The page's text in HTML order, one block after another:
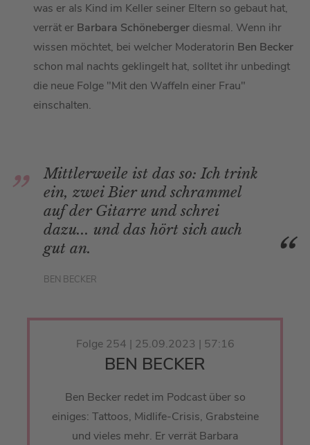
was er als Kind im Keller seiner Eltern so gebaut hat,
verrät er Barbara Schöneberger diesmal. Wenn ihr
wissen möchtet, bei welcher Moderatorin Ben Becker
schon mal nachts geklingelt hat, solltet ihr unbedingt
die neue Folge "Mit den Waffeln einer Frau"
einschalten.
Mittlerweile ist das so: Ich trink
ein, zwei Bier und schrammel
auf der Gitarre und schrei
dazu... und das hört sich auch
gut an.
BEN BECKER
Folge 254 | 25.09.2023 | 57:16
BEN BECKER
Ben Becker redet im Podcast über so
einiges: Tattoos, Midlife-Crisis, Grabsteine
und vieles mehr. Er verrät Barbara